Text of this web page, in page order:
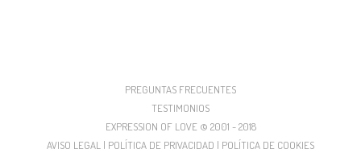
PREGUNTAS FRECUENTES
TESTIMONIOS
EXPRESSION OF LOVE © 2001 - 2018
AVISO LEGAL | POLÍTICA DE PRIVACIDAD | POLÍTICA DE COOKIES